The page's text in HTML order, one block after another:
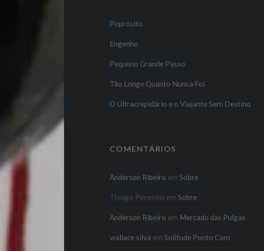
Poprósito
Engenho
Pequeno Grande Passo
Tão Longe Quanto Nunca Foi
O Ultracrepidário e o Viajante Sem Destino
COMENTÁRIOS
Anderson Ribeiro emSobre
Thiago Pimentel emSobre
Anderson Ribeiro em Mercado das Pulgas
wallace silva emSolitude Ponto Com